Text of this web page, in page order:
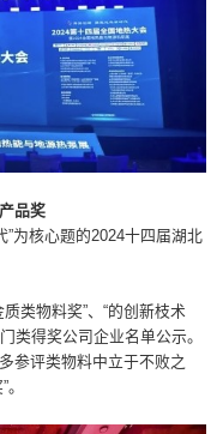
品奖
”为核心题的2024十四届湖北
类物料奖”、“的创新枝术
类得奖公司企业名单公示。
参评类物料中立于不败之